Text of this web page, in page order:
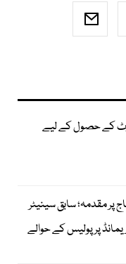
کے حصول کے لیے
مقدمہ؛ سابق سینیٹر
پر پولیس کے حوالے